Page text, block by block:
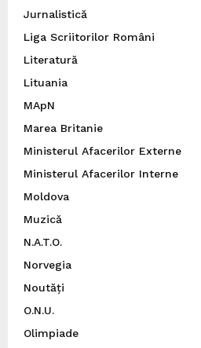
Jurnalistică
Liga Scriitorilor Români
Literatură
Lituania
MApN
Marea Britanie
Ministerul Afacerilor Externe
Ministerul Afacerilor Interne
Moldova
Muzică
N.A.T.O.
Norvegia
Noutăți
O.N.U.
Olimpiade